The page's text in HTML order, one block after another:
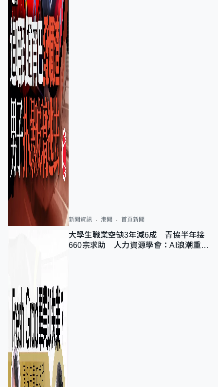
新聞資訊 港聞 首頁新聞
大學生職業空缺3年減6成 青協半年接
660宗求助 人力資源學會：AI浪潮重整